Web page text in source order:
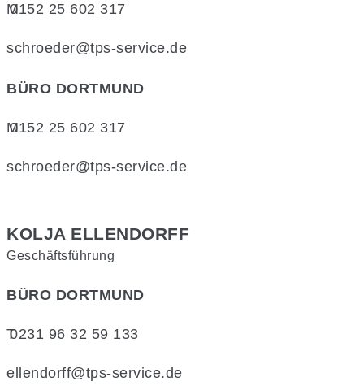
M
0152 25 602 317
schroeder@tps-service.de
BÜRO DORTMUND
M
0152 25 602 317
schroeder@tps-service.de
KOLJA ELLENDORFF
Geschäftsführung
BÜRO DORTMUND
T0231 96 32 59 133
ellendorff@tps-service.de